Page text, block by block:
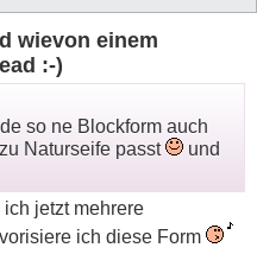
wievon einem
:-)
so ne Blockform auch
Naturseife passt
und
jetzt mehrere
ich diese Form